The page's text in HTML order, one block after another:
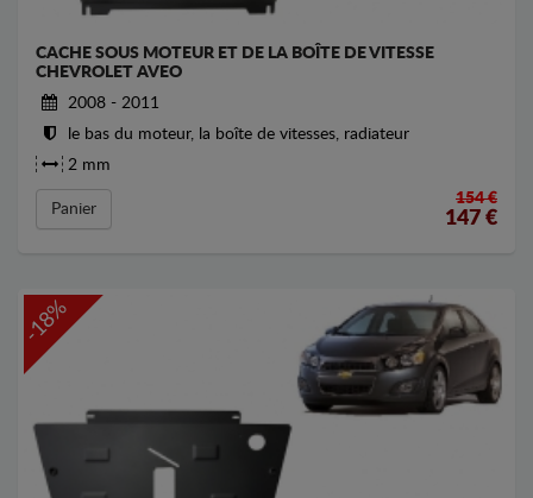
CACHE SOUS MOTEUR ET DE LA BOÎTE DE VITESSE
CHEVROLET AVEO
2008 - 2011
le bas du moteur, la boîte de vitesses, radiateur
2 mm
Panier
154 €
147 €
-18%